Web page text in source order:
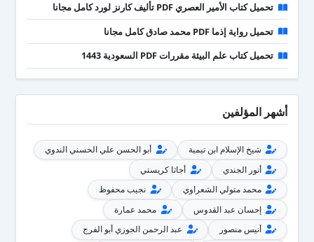
تحميل كتاب الأمير العصري PDF تأليف كارنز لورد كامل مجانا
تحميل رواية إذما PDF محمد صادق كامل مجانا
تحميل كتاب علم البيئة مقررات PDF السعودية 1443
أشهر المؤلفين
شيخ الإسلام ابن تيمية
أبو الحسن علي الحسني الندوي
أنور الجندي
أجاثا كريستي
محمد متولي الشعراوي
نجيب محفوظ
إحسان عبد القدوس
محمد عمارة
أنيس منصور
عبد الرحمن الجوزي أبو الفرج